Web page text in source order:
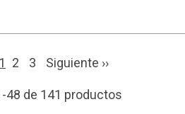
1 2 3 Siguiente ››
48 de 141 productos